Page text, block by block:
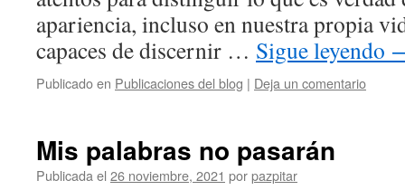
apariencia, incluso en nuestra propia
capaces de discernir … Sigue leyendo
Publicado en Publicaciones del blog | Deja un comentario
Mis palabras no pasarán
Publicada el 26 noviembre, 2021 porpazpitar